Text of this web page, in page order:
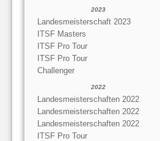
2023
Landesmeisterschaft 2023
ITSF Masters
ITSF Pro Tour
ITSF Pro Tour
Challenger
2022
Landesmeisterschaften 2022
Landesmeisterschaften 2022
Landesmeisterschaften 2022
ITSF Pro Tour